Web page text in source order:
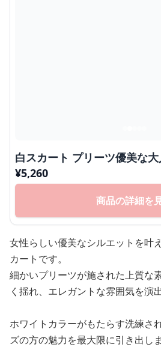
白スカート プリーツ優美な
¥5,260
商品の詳細を
女性らしい優美なシルエットを叶
カートです。
細かいプリーツが施された上質な
く揺れ、エレガントな雰囲気を演
ホワイトカラーがもたらす洗練さ
ズの方の魅力を最大限に引き出しま